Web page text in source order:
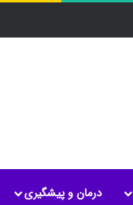
درمان و پیشگیری